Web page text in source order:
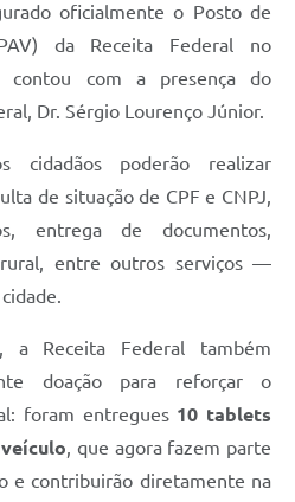
oficialmente o Posto de
da Receita Federal no
contou com a presença do
Dr. Sérgio Lourenço Júnior.
poderão realizar
de situação de CPF e CNPJ,
entrega de documentos,
entre outros serviços —
a Receita Federal também
doação para reforçar o
foram entregues 10 tablets
, que agora fazem parte
e contribuirão diretamente na